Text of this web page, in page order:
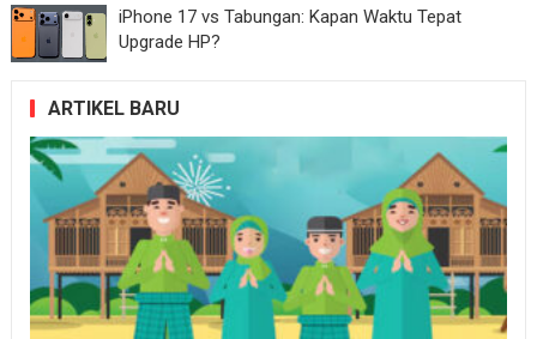
iPhone 17 vs Tabungan: Kapan Waktu Tepat
Upgrade HP?
ARTIKEL BARU